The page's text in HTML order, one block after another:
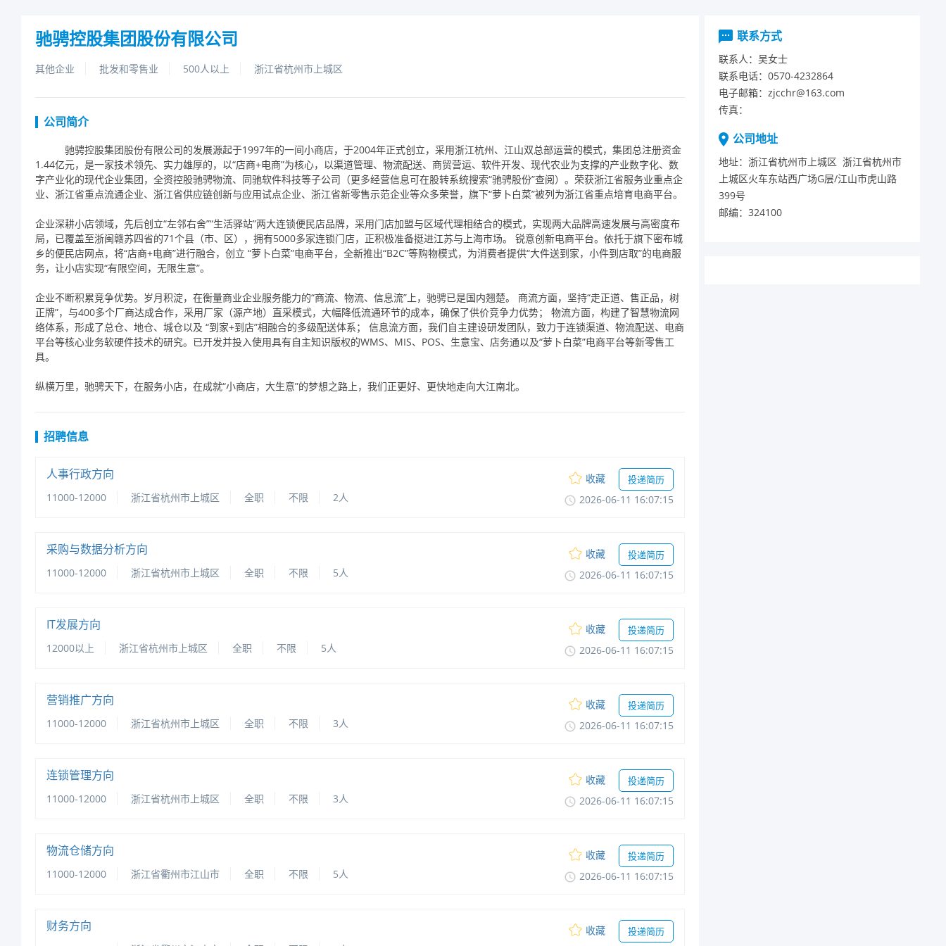
驰骋控股集团股份有限公司
其他企业 批发和零售业 500人以上 浙江省杭州市上城区
公司简介
驰骋控股集团股份有限公司的发展源起于1997年的一间小商店，于2004年正式创立，采用浙江杭州、江山双总部运营的模式，集团总注册资金
1.44亿元，是一家技术领先、实力雄厚的，以“店商+电商”为核心，以渠道管理、物流配送、商贸营运、软件开发、现代农业为支撑的产业数字化、数
字产业化的现代企业集团，全资控股驰骋物流、同驰软件科技等子公司（更多经营信息可在股转系统搜索“驰骋股份”查阅）。荣获浙江省服务业重点企
业、浙江省重点流通企业、浙江省供应链创新与应用试点企业、浙江省新零售示范企业等众多荣誉，旗下“萝卜白菜”被列为浙江省重点培育电商平台。
企业深耕小店领域，先后创立“左邻右舍”“生活驿站”两大连锁便民店品牌，采用门店加盟与区域代理相结合的模式，实现两大品牌高速发展与高密度布
局，已覆盖至浙闽赣苏四省的71个县（市、区），拥有5000多家连锁门店，正积极准备挺进江苏与上海市场。锐意创新电商平台。依托于旗下密布城
乡的便民店网点，将“店商+电商”进行融合，创立“萝卜白菜”电商平台，全新推出“B2C”等购物模式，为消费者提供“大件送到家，小件到店取”的电商服
务，让小店实现“有限空间，无限生意”。
企业不断积累竞争优势。岁月积淀，在衡量商业企业服务能力的“商流、物流、信息流”上，驰骋已是国内翘楚。商流方面，坚持“走正道、售正品，树
正牌”，与400多个厂商达成合作，采用厂家（源产地）直采模式，大幅降低流通环节的成本，确保了供价竞争力优势；物流方面，构建了智慧物流网
络体系，形成了总仓、地仓、城仓以及“到家+到店”相融合的多级配送体系；信息流方面，我们自主建设研发团队，致力于连锁渠道、物流配送、电商
平台等核心业务软硬件技术的研究。已开发并投入使用具有自主知识版权的WMS、MIS、POS、生意宝、店务通以及“萝卜白菜”电商平台等新零售工
具。
纵横万里，驰骋天下，在服务小店，在成就“小商店，大生意”的梦想之路上，我们正更好、更快地走向大江南北。
招聘信息
人事行政方向
11000-12000 浙江省杭州市上城区 全职 不限 2人
收藏 投递简历
2026-06-1116:07:15
采购与数据分析方向
11000-12000 浙江省杭州市上城区 全职 不限 5人
收藏 投递简历
2026-06-1116:07:15
IT发展方向
12000以上 浙江省杭州市上城区 全职 不限 5人
收藏 投递简历
2026-06-1116:07:15
营销推广方向
11000-12000 浙江省杭州市上城区 全职 不限 3人
收藏 投递简历
2026-06-1116:07:15
连锁管理方向
11000-12000 浙江省杭州市上城区 全职 不限 3人
收藏 投递简历
2026-06-1116:07:15
物流仓储方向
11000-12000 浙江省衢州市江山市 全职 不限 5人
收藏 投递简历
2026-06-1116:07:15
财务方向 收藏 投递简历
联系方式
联系人： 吴女士
联系电话： 0570-4232864
电子邮箱： zjcchr@163.com
传真：
公司地址
地址： 浙江省杭州市上城区浙江省杭州市
上城区火车东站西广场G层/江山市虎山路
399号
邮编： 324100